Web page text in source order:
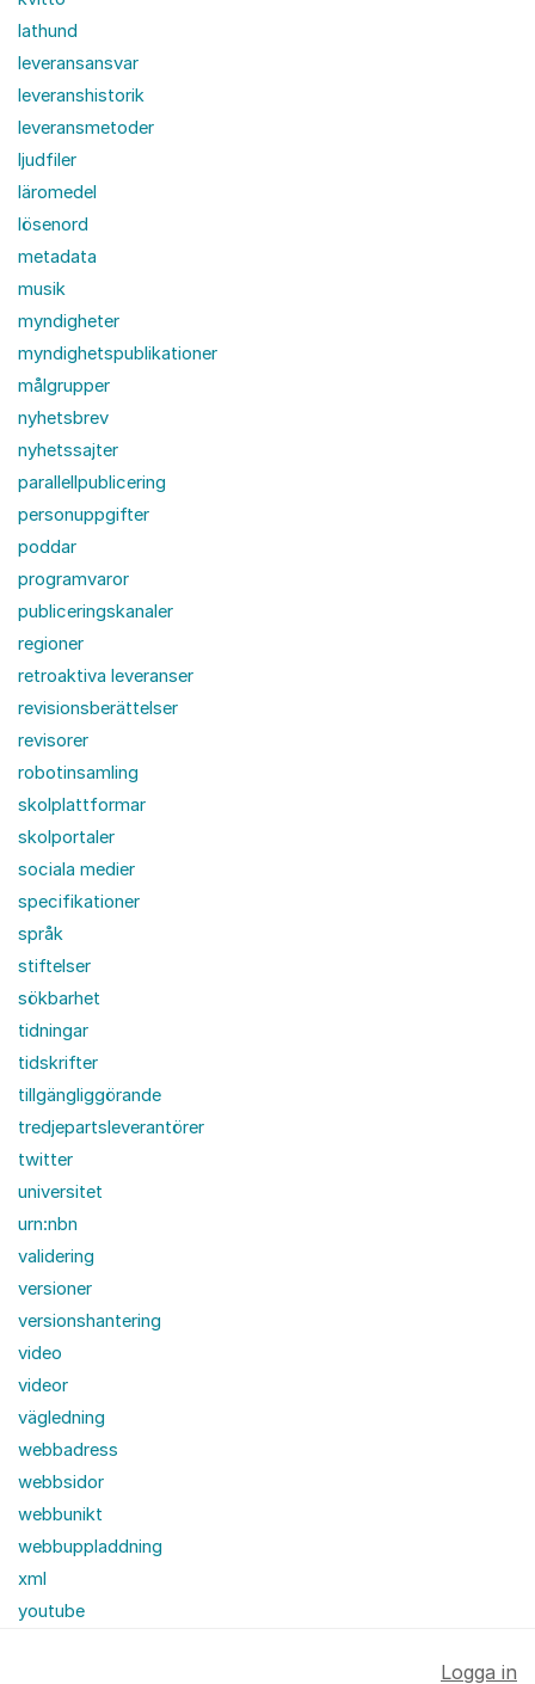
lathund
leveransansvar
leveranshistorik
leveransmetoder
ljudfiler
läromedel
lösenord
metadata
musik
myndigheter
myndighetspublikationer
målgrupper
nyhetsbrev
nyhetssajter
parallellpublicering
personuppgifter
poddar
programvaror
publiceringskanaler
regioner
retroaktiva leveranser
revisionsberättelser
revisorer
robotinsamling
skolplattformar
skolportaler
sociala medier
specifikationer
språk
stiftelser
sökbarhet
tidningar
tidskrifter
tillgängliggörande
tredjepartsleverantörer
twitter
universitet
urn:nbn
validering
versioner
versionshantering
video
videor
vägledning
webbadress
webbsidor
webbunikt
webbuppladdning
xml
youtube
Logga in